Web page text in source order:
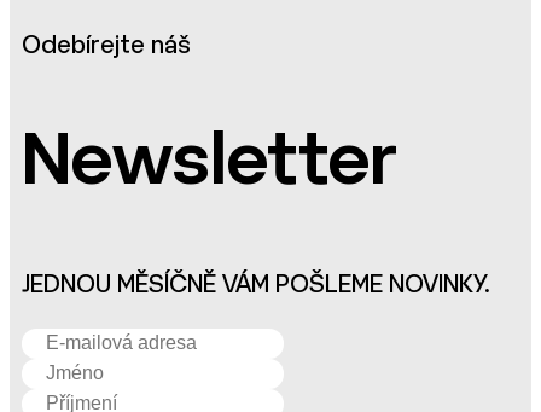
Odebírejte náš
Newsletter
JEDNOU MĚSÍČNĚ VÁM POŠLEME NOVINKY.